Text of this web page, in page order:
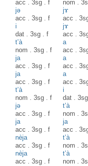
acc .3sg .f
nom .
jə
acc .3sg .f
jɤ
acc .
i
dat .3sg .f
jɤ
acc .
t’à
nom .3sg .f
a
acc .
ja
acc .3sg .f
a
acc .
ja
acc .3sg .f
a
acc .
t’à
nom .3sg .f
i
dat .3sg
jə
acc .3sg .f
t’à
nom .
ja
acc .3sg .f
ja
acc .
nèja
acc .3sg .f
t’à
nom .
nèja
acc .3sg .f
t’à
nom .